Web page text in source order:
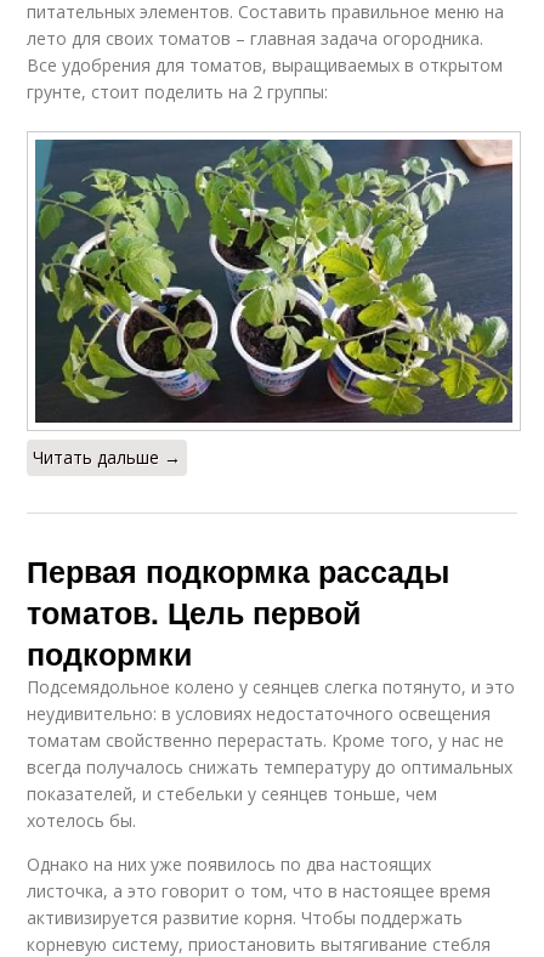
питательных элементов. Составить правильное меню на
лето для своих томатов – главная задача огородника.
Все удобрения для томатов, выращиваемых в открытом
грунте, стоит поделить на 2 группы:
Читать дальше →
Первая подкормка рассады
томатов. Цель первой
подкормки
Подсемядольное колено у сеянцев слегка потянуто, и это
неудивительно: в условиях недостаточного освещения
томатам свойственно перерастать. Кроме того, у нас не
всегда получалось снижать температуру до оптимальных
показателей, и стебельки у сеянцев тоньше, чем
хотелось бы.
Однако на них уже появилось по два настоящих
листочка, а это говорит о том, что в настоящее время
активизируется развитие корня. Чтобы поддержать
корневую систему, приостановить вытягивание стебля